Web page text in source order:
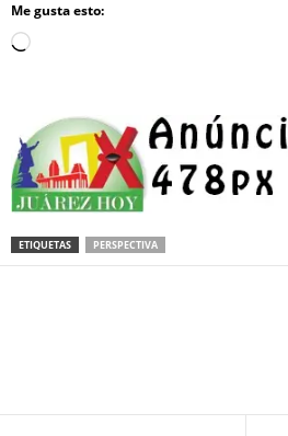
Me gusta esto:
Loading…
ETIQUETAS PERSPECTIVA